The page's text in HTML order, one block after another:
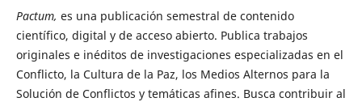
Pactum, es una publicación semestral de contenido
científico, digital y de acceso abierto. Publica trabajos
originales e inéditos de investigaciones especializadas en el
Conflicto, la Cultura de la Paz, los Medios Alternos para la
Solución de Conflictos y temáticas afines. Busca contribuir al